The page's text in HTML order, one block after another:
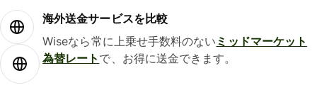
海外送金サービスを比較
Wiseなら常に上乗せ手数料のない ミッドマーケット
為替レート で、お得に送金できます。